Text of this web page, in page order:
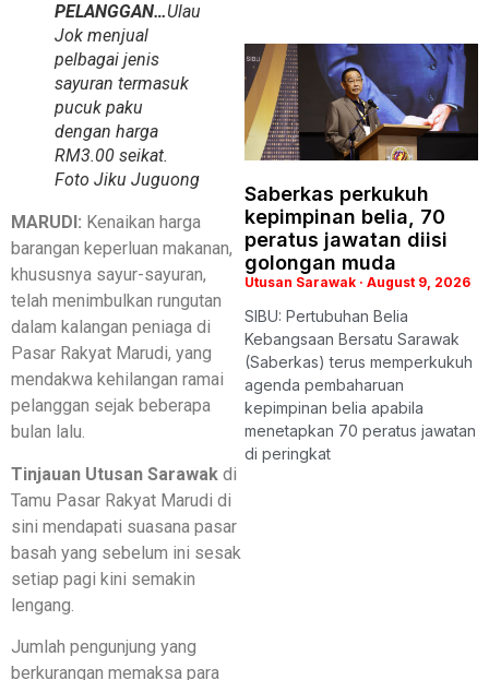
PELANGGAN…Ulau
Jok menjual
pelbagai jenis
sayuran termasuk
pucuk paku
dengan harga
RM3.00 seikat.
Foto Jiku Juguong
MARUDI: Kenaikan harga
barangan keperluan makanan,
khususnya sayur-sayuran,
telah menimbulkan rungutan
dalam kalangan peniaga di
Pasar Rakyat Marudi, yang
mendakwa kehilangan ramai
pelanggan sejak beberapa
bulan lalu.
Tinjauan Utusan Sarawak di
Tamu Pasar Rakyat Marudi di
sini mendapati suasana pasar
basah yang sebelum ini sesak
setiap pagi kini semakin
lengang.
Jumlah pengunjung yang
berkurangan memaksa para
Saberkas perkukuh
kepimpinan belia, 70
peratus jawatan diisi
golongan muda
Utusan Sarawak August 9, 2026
SIBU: Pertubuhan Belia
Kebangsaan Bersatu Sarawak
(Saberkas) terus memperkukuh
agenda pembaharuan
kepimpinan belia apabila
menetapkan 70 peratus jawatan
di peringkat